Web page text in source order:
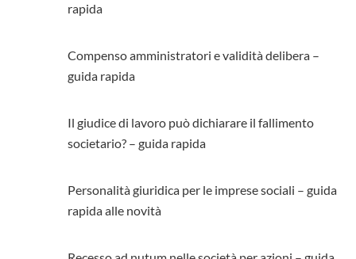
rapida
Compenso amministratori e validità delibera –
guida rapida
Il giudice di lavoro può dichiarare il fallimento
societario? – guida rapida
Personalità giuridica per le imprese sociali – guida
rapida alle novità